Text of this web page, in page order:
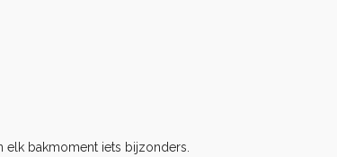
elk bakmoment iets bijzonders.